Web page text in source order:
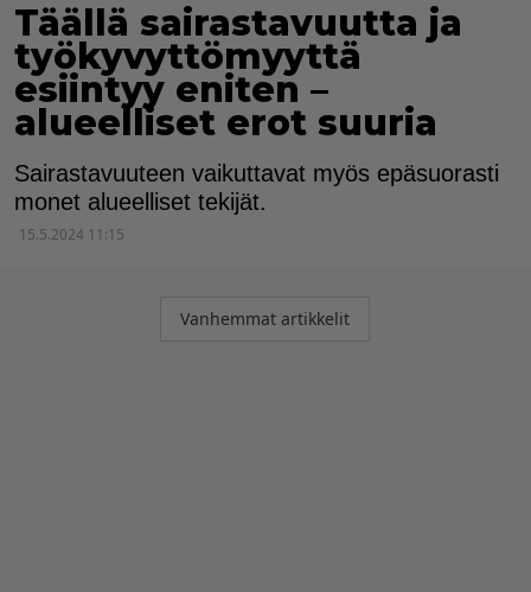
Täällä sairastavuutta ja
työkyvyttömyyttä
esiintyy eniten –
alueelliset erot suuria
Sairastavuuteen vaikuttavat myös epäsuorasti
monet alueelliset tekijät.
15.5.2024 11:15
Artikkelien
Vanhemmat artikkelit